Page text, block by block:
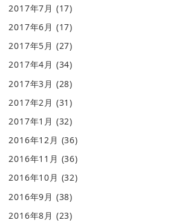
2017年7月 (17)
2017年6月 (17)
2017年5月 (27)
2017年4月 (34)
2017年3月 (28)
2017年2月 (31)
2017年1月 (32)
2016年12月 (36)
2016年11月 (36)
2016年10月 (32)
2016年9月 (38)
2016年8月 (23)